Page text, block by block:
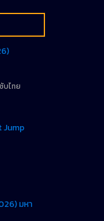
บไทย
Jump
มหา